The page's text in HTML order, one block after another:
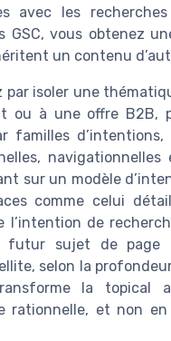
avec les
GSC, vous obtenez
un contenu
par isoler une
ou à une offre B2B,
familles d’intentions,
sur un modèle
comme celui
l’intention de
futur sujet de page
selon la
la topical
rationnelle, et non